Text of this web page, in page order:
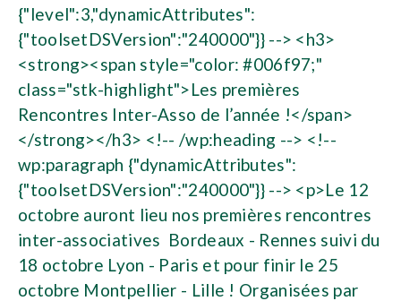
{"level":3,"dynamicAttributes":
{"toolsetDSVersion":"240000"}} --> <h3>
<strong><span style="color: #006f97;"
class="stk-highlight">Les premières
Rencontres Inter-Asso de l’année !</span>
</strong></h3> <!-- /wp:heading --> <!--
wp:paragraph {"dynamicAttributes":
{"toolsetDSVersion":"240000"}} --> <p>Le 12
octobre auront lieu nos premières rencontres
inter-associatives Bordeaux - Rennes suivi du
18 octobre Lyon - Paris et pour finir le 25
octobre Montpellier - Lille ! Organisées par